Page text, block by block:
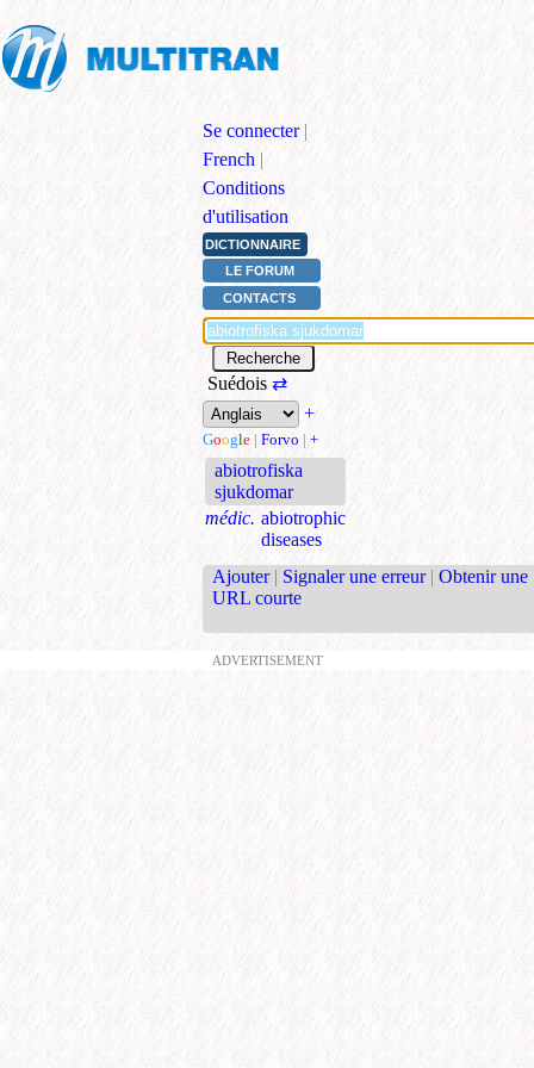
Se connecter |
French |
Conditions
d'utilisation
DICTIONNAIRE
LE FORUM
CONTACTS
Suédois ⇄
+
Google | Forvo | +
abiotrofiska
sjukdomar
médic. abiotrophic
diseases
Ajouter | Signaler une erreur | Obtenir une
URL courte
ADVERTISEMENT